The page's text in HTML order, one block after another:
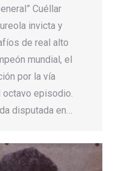
Cuéllar
invicta y
de real alto
mundial, el
por la vía
episodio.
disputada en…